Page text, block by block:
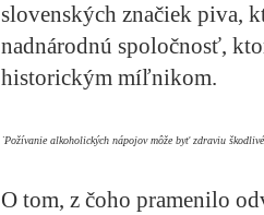
slovenských značiek piva,
nadnárodnú spoločnosť,
historickým míľnikom.
˙Požívanie alkoholických nápojov môže byť zdraviu
O tom, z čoho pramenilo